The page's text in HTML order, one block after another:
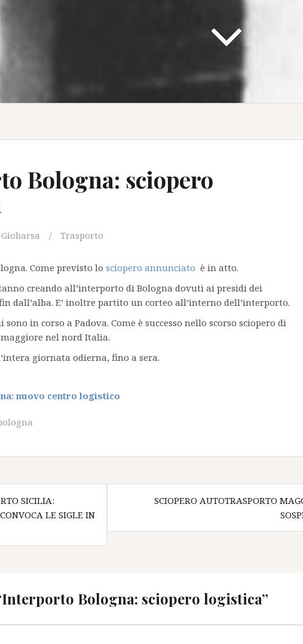
Bologna: sciopero
Giobarsa Trasporto
Come previsto lo sciopero annunciato è in atto.
creando all’interporto di Bologna dovuti ai presidi dei
dall’alba. E’ inoltre partito un corteo all’interno dell’interporto.
in corso a Padova. Come è successo nello scorso sciopero di
nel nord Italia.
giornata odierna, fino a sera.
nuovo centro logistico
SICILIA:
LE SIGLE IN
SCIOPERO AUTOTRASPORTO
Interporto Bologna: sciopero logistica”